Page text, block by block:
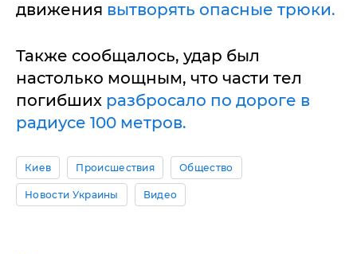
движения вытворять опасные трюки.
Также сообщалось, удар был
настолько мощным, что части тел
погибших разбросало по дороге в
радиусе 100 метров.
Киев Происшествия Общество
Новости Украины Видео